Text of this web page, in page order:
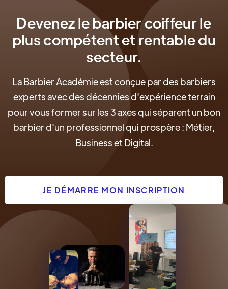
Devenez le barbier coiffeur le
plus compétent et rentable du
secteur.
La Barbier Académie est conçue par des barbiers
experts avec des décennies d'expérience terrain
pour vous former sur les 3 axes qui séparent un bon
barbier d'un professionnel qui prospère : Métier,
Business et Digital.
JE DÉMARRE MON INSCRIPTION